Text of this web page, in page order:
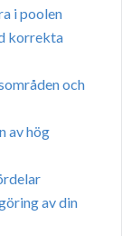
i poolen
korrekta
och
av hög
av din